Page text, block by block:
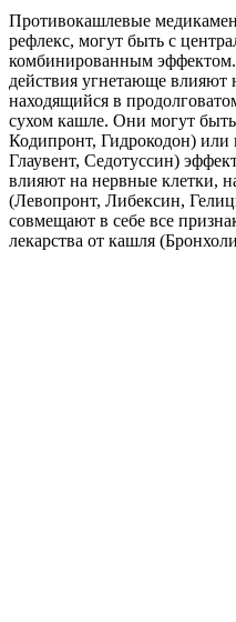
Противокашлевые
рефлекс, могут быть с
комбинированным эффектом.
действия угнетающе влияют
находящийся в
сухом кашле. Они могут
Кодипронт, Гидрокодон) или
Глаувент, Седотуссин)
влияют на нервные клетки,
(Левопронт, Либексин,
совмещают в себе все
лекарства от кашля